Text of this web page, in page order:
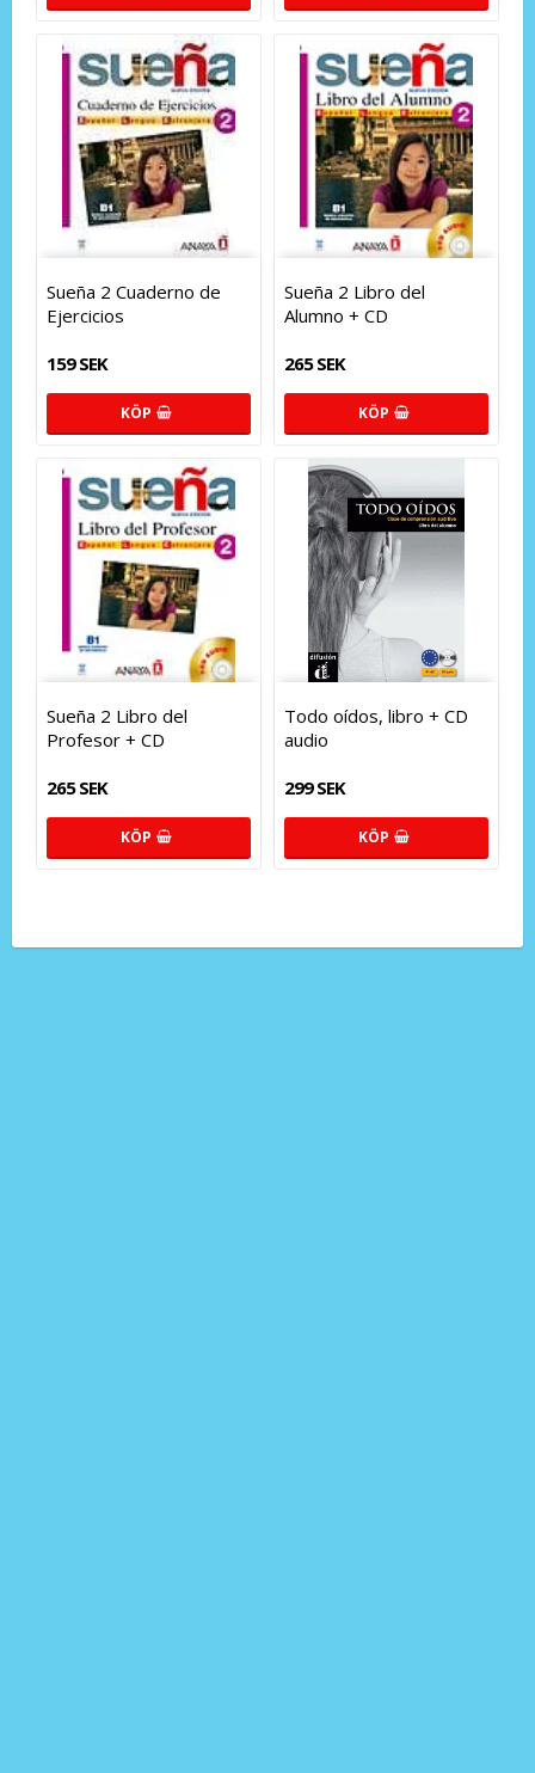
Sueña 2 Cuaderno de
Ejercicios
159 SEK
KÖP
Sueña 2 Libro del
Alumno + CD
265 SEK
KÖP
Sueña 2 Libro del
Profesor + CD
265 SEK
KÖP
Todo oídos, libro + CD
audio
299 SEK
KÖP